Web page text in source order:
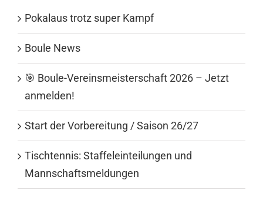
Pokalaus trotz super Kampf
Boule News
🎯 Boule-Vereinsmeisterschaft 2026 – Jetzt
anmelden!
Start der Vorbereitung / Saison 26/27
Tischtennis: Staffeleinteilungen und
Mannschaftsmeldungen